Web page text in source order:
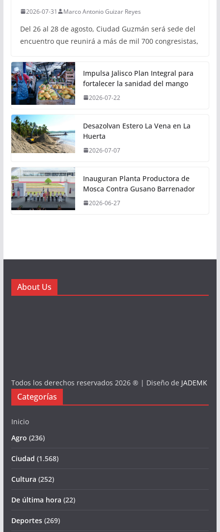
2026-07-31 Marco Antonio Guizar Reyes
Del 26 al 28 de agosto, Ciudad Guzmán será sede del
encuentro que reunirá a más de mil 700 congresistas,
Impulsa Jalisco Plan Integral para
fortalecer la sanidad del mango
2026-07-22
Desazolvan Estero La Vena en La
Huerta
2026-07-07
Inauguran Planta Productora de
Mosca Contra Gusano Barrenador
2026-06-27
About Us
Todos los derechos reservados 2026 ® | Diseño de JADEMK
Categorías
Inicio
Agro (236)
Ciudad (1.568)
Cultura (252)
De última hora (22)
Deportes(269)